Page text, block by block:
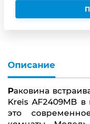
Описание
Раковина встраиваемая снизу ABBER Wasser
Kreis AF2409MB
это